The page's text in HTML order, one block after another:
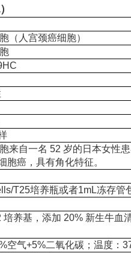
（人宫颈癌细胞）
来自一名 52 岁的日本女性
胞癌，具有角化特征。
T25培养瓶或者1mL冻存管
培养基，添加 20% 新生牛血
空气+5%二氧化碳；温度：